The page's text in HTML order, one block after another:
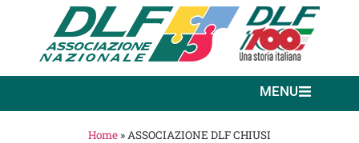
MENU
Home »ASSOCIAZIONE DLF CHIUSI